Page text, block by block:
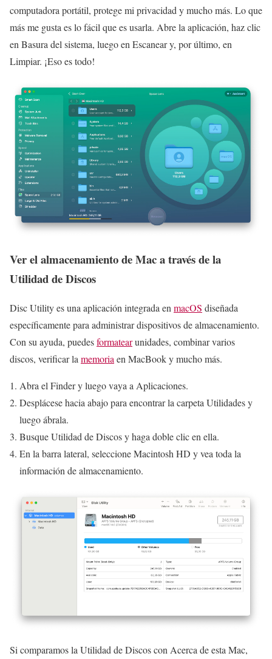
computadora portátil, protege mi privacidad y mucho más. Lo que
más me gusta es lo fácil que es usarla. Abre la aplicación, haz clic
en Basura del sistema, luego en Escanear y, por último, en
Limpiar. ¡Eso es todo!
Ver el almacenamiento de Mac a través de la
Utilidad de Discos
Disc Utility es una aplicación integrada enmacOS diseñada
específicamente para administrar dispositivos de almacenamiento.
Con su ayuda, puedesformatearunidades, combinar varios
discos, verificar lamemoriaen MacBook y mucho más.
Abra el Finder y luego vaya a Aplicaciones.
Desplácese hacia abajo para encontrar la carpeta Utilidades y
luego ábrala.
Busque Utilidad de Discos y haga doble clic en ella.
En la barra lateral, seleccione Macintosh HD y vea toda la
información de almacenamiento.
Si comparamos la Utilidad de Discos con Acerca de esta Mac,